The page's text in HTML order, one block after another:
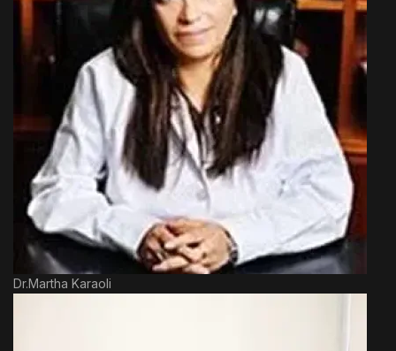
Dr.Martha Karaoli